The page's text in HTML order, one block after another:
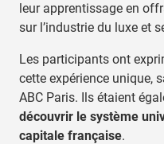
leur apprentissage en
sur l’industrie du luxe et
Les participants ont
cette expérience unique,
ABC Paris. Ils étaient
découvrir le système
capitale française.